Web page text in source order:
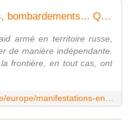
Prisonniers, civils évacués, bombardements... Que se passe-t-il dans la région russe de Belgorod, à la frontière avec l'Ukraine ?
armé en territoire russe,
de manière indépendante.
frontière, en tout cas, ont